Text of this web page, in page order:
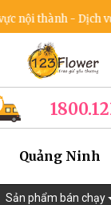
- Dịch vụ
Quảng Ninh
Sản phẩm bán chạy